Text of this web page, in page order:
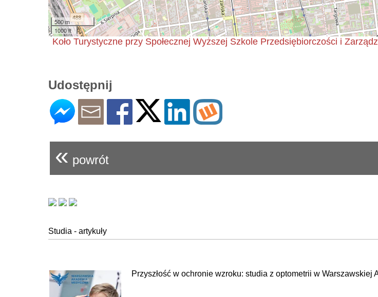
500 m
1000 ft
Koło Turystyczne przy Społecznej Wyższej Szkole Przedsiębiorczości i
Udostępnij
« powrót
Studia - artykuły
Przyszłość w ochronie wzroku: studia z optometrii w Warszawskiej